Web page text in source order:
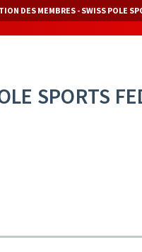
DES MEMBRES - SWISS POLE
SPORTS